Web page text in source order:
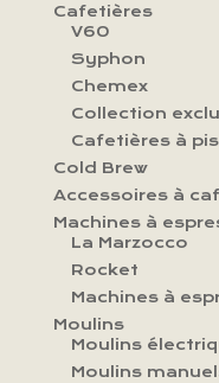
Cafetières
V60
Syphon
Chemex
Collection
Cafetières à
Cold Brew
Accessoires à
Machines à
La Marzocco
Rocket
Machines à
Moulins
Moulins
Moulins